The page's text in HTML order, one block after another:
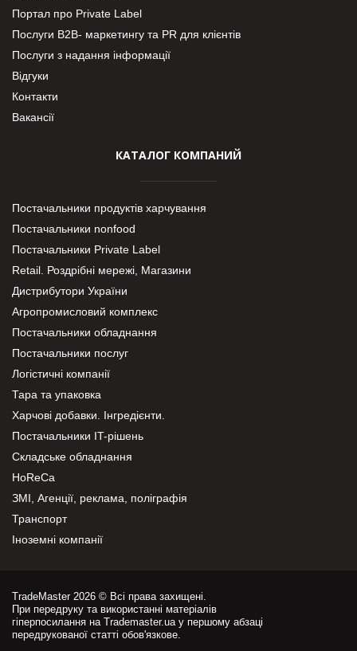
Портал про Private Label
Послуги В2В- маркетингу та PR для клієнтів
Послуги з надання інформації
Відгуки
Контакти
Вакансії
КАТАЛОГ КОМПАНИЙ
Постачальники продуктів харчування
Постачальники nonfood
Постачальники Private Label
Retail. Роздрібні мережі, Магазини
Дистрибутори України
Агропромисловий комплекс
Постачальники обладнання
Постачальники послуг
Логістичні компанії
Тара та упаковка
Харчові добавки. Інгредієнти.
Постачальники IT-рішень
Складське обладнання
HoReCa
ЗМІ, Агенції, реклама, поліграфія
Транспорт
Іноземні компанії
TradeMaster 2026 © Всі права захищені.
При передруку та використанні матеріалів
гіперпосилання на Trademaster.ua у першому абзаці
передрукованої статті обов'язкове.